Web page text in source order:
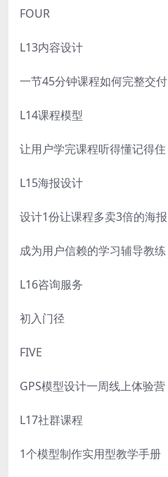
FOUR
L13内容设计
一节45分钟课程如何完整交付
L14课程模型
让用户学完课程听得懂记得住
L15海报设计
设计1份让课程多卖3倍的海报
成为用户信赖的学习辅导教练
L16咨询服务
初入门径
FIVE
GPS模型设计一周线上体验营
L17社群课程
1个模型制作实用型教学手册